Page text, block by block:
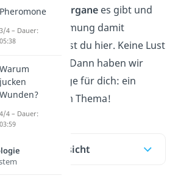
Sinnesorganees gibt und
die Wahrnehmung damit
lernst du hier. Keine Lust
auf Lesen? Dann haben wir
das Richtige für dich: ein
Video zum Thema!
Inhaltsübersicht
Pheromone
3/4 – Dauer:
05:38
Warum
jucken
Wunden?
4/4 – Dauer:
03:59